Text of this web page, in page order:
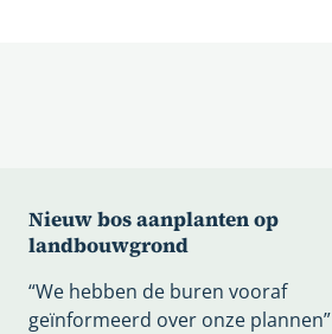
Nieuw bos aanplanten op
landbouwgrond
“We hebben de buren vooraf
geïnformeerd over onze plannen”